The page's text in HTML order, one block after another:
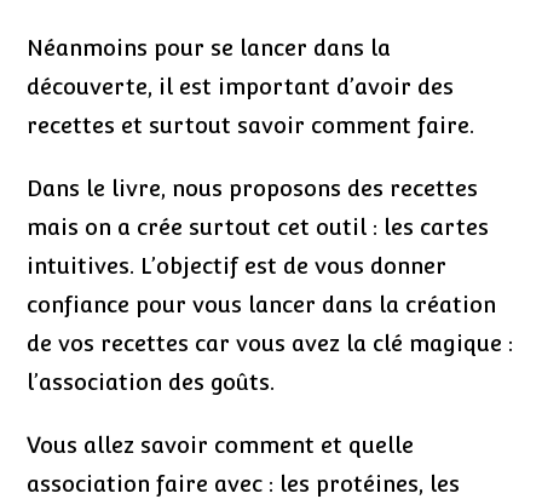
Néanmoins pour se lancer dans la
découverte, il est important d’avoir des
recettes et surtout savoir comment faire.
Dans le livre, nous proposons des recettes
mais on a crée surtout cet outil : les cartes
intuitives. L’objectif est de vous donner
confiance pour vous lancer dans la création
de vos recettes car vous avez la clé magique :
l’association des goûts.
Vous allez savoir comment et quelle
association faire avec : les protéines, les